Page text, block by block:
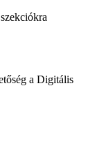
a Digitális